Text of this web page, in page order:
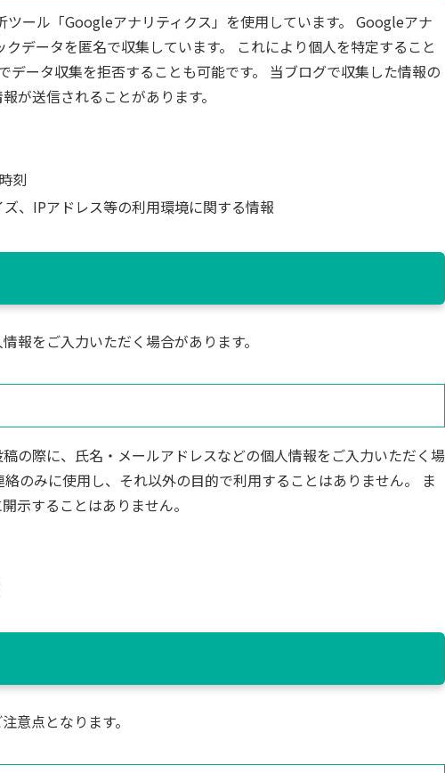
ール「Googleアナリティクス」を使用しています。 Googleアナ
データを匿名で収集しています。 これにより個人を特定すること
ータ収集を拒否することも可能です。 当ブログで収集した情報の
が送信されることがあります。
刻
、IPアドレス等の利用環境に関する情報
報をご入力いただく場合があります。
の際に、氏名・メールアドレスなどの個人情報をご入力いただく場
のみに使用し、それ以外の目的で利用することはありません。 ま
示することはありません。
意点となります。